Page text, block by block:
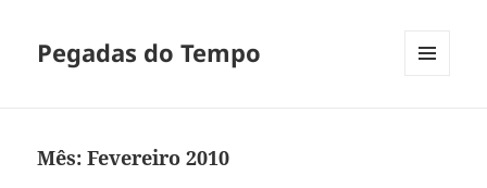
Pegadas do Tempo
Mês:Fevereiro 2010